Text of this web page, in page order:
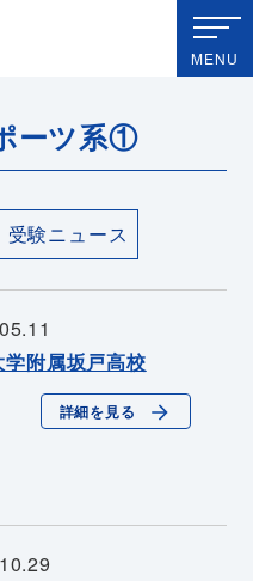
埼玉新聞社 高校受験ナビ
MENU
ーツ系①
受験ニュース
学附属坂戸高校
詳細を見る